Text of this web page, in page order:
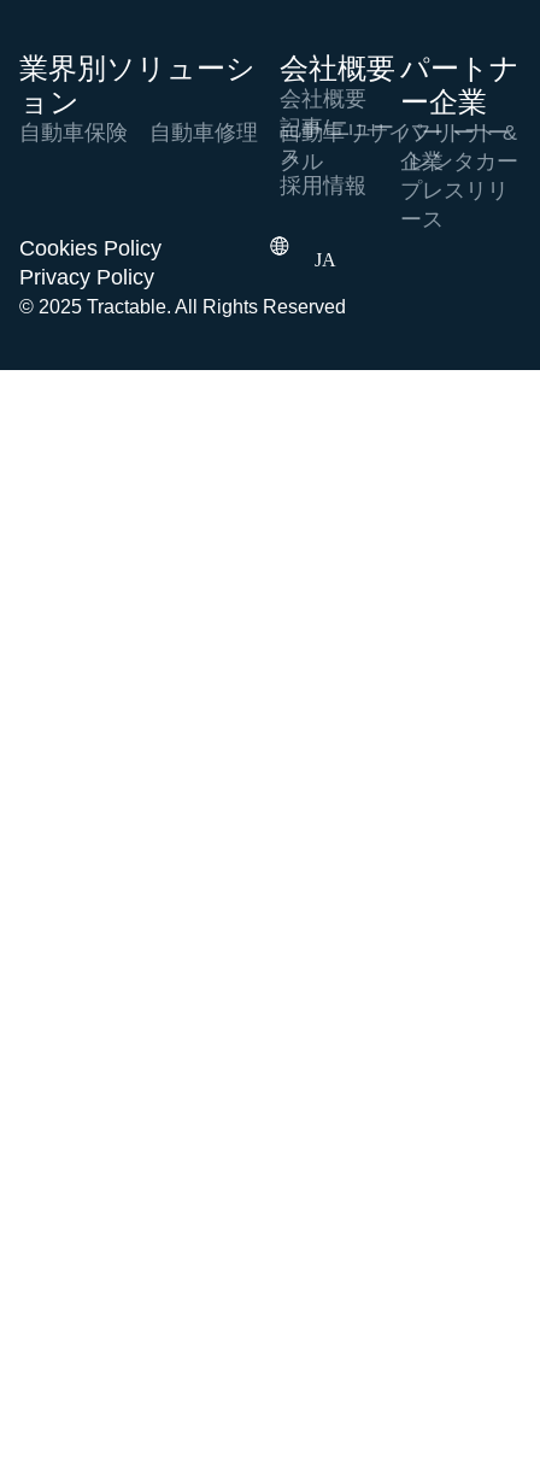
業界別ソリューシ
ョン
自動車保険 自動車修理
自動車リサイ
クル
フリート &
レンタカー
会社概要
会社概要
記事/ニュー
ス
採用情報
パートナ
ー企業
パートナー
企業
プレスリリ
ース
© 2025 Tractable. All Rights Reserved
Cookies Policy
Privacy Policy
JA